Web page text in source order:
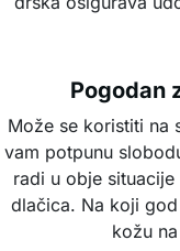
Pogodan
Može se koristiti na
vam potpunu
radi u obje
dlačica. Na koji
kožu